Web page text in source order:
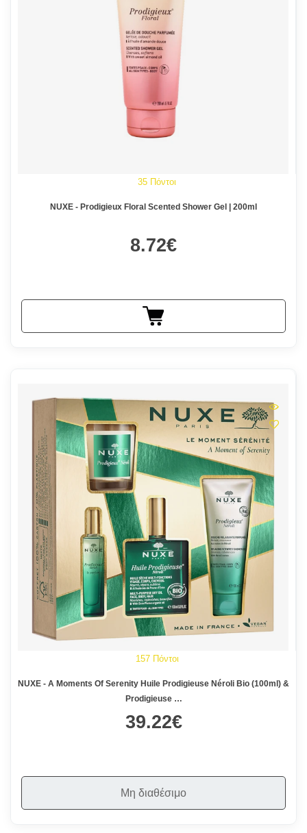
35 Πόντοι
NUXE - Prodigieux Floral Scented Shower Gel | 200ml
8.72€
157 Πόντοι
NUXE - A Moments Of Serenity Huile Prodigieuse Néroli Bio (100ml) &
Prodigieuse …
39.22€
Μη διαθέσιμο